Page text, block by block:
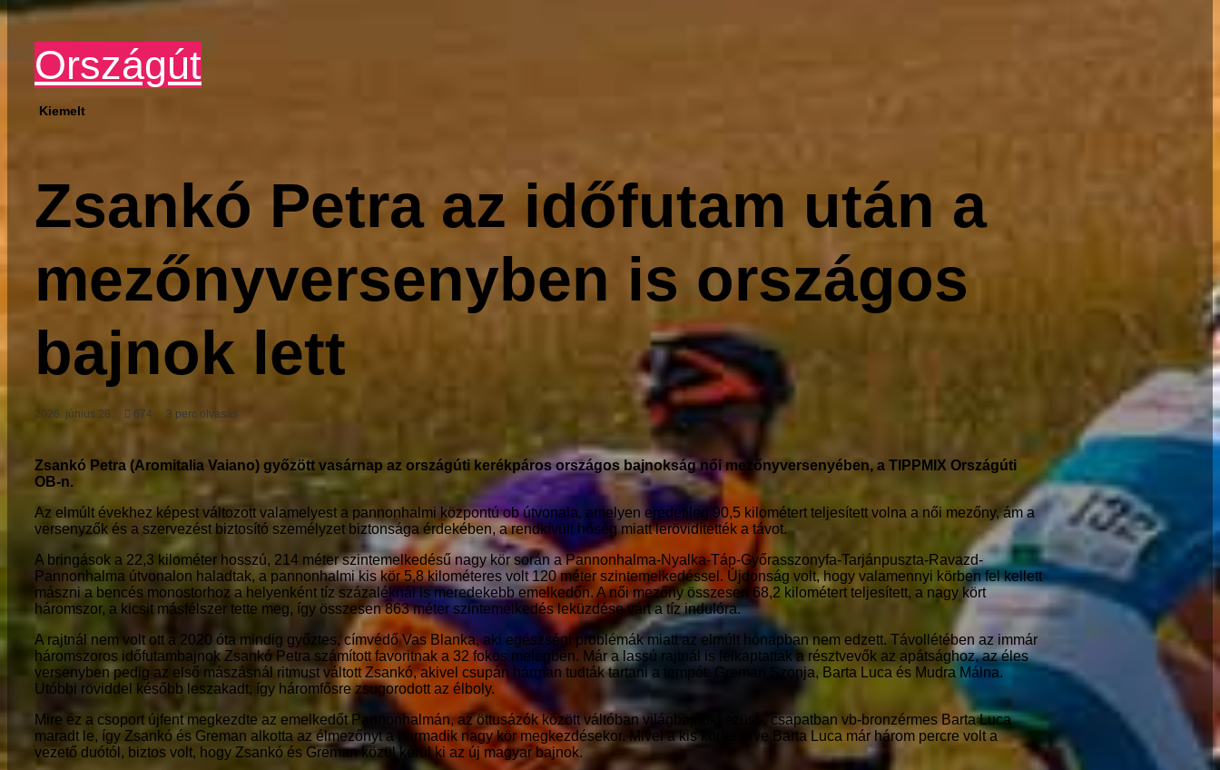
Országút
Kiemelt
Zsankó Petra az időfutam után a
mezőnyversenyben is országos
bajnok lett
2026. június 28. 674 3 perc olvasás
Zsankó Petra (Aromitalia Vaiano) győzött vasárnap az országúti kerékpáros országos bajnokság női mezőnyversenyében, a TIPPMIX Országúti
OB-n.
Az elmúlt évekhez képest változott valamelyest a pannonhalmi központú ob útvonala, amelyen eredetileg 90,5 kilométert teljesített volna a női mezőny, ám a
versenyzők és a szervezést biztosító személyzet biztonsága érdekében, a rendkívüli hőség miatt lerövidítették a távot.
A bringások a 22,3 kilométer hosszú, 214 méter szintemelkedésű nagy kör során a Pannonhalma-Nyalka-Táp-Győrasszonyfa-Tarjánpuszta-Ravazd-
Pannonhalma útvonalon haladtak, a pannonhalmi kis kör 5,8 kilométeres volt 120 méter szintemelkedéssel. Újdonság volt, hogy valamennyi körben fel kellett
mászni a bencés monostorhoz a helyenként tíz százaléknál is meredekebb emelkedőn. A női mezőny összesen 68,2 kilométert teljesített, a nagy kört
háromszor, a kicsit másfélszer tette meg, így összesen 863 méter szintemelkedés leküzdése várt a tíz indulóra.
A rajtnál nem volt ott a 2020 óta mindig győztes, címvédő Vas Blanka, aki egészségi problémák miatt az elmúlt hónapban nem edzett. Távollétében az immár
háromszoros időfutambajnok Zsankó Petra számított favoritnak a 32 fokos melegben. Már a lassú rajtnál is felkaptattak a résztvevők az apátsághoz, az éles
versenyben pedig az első mászásnál ritmust váltott Zsankó, akivel csupán hárman tudták tartani a tempót: Greman Szonja, Barta Luca és Mudra Málna.
Utóbbi röviddel később leszakadt, így háromfősre zsugorodott az élboly.
Mire ez a csoport újfent megkezdte az emelkedőt Pannonhalmán, az öttusázók között váltóban világbajnoki ezüst-, csapatban vb-bronzérmes Barta Luca
maradt le, így Zsankó és Greman alkotta az élmezőnyt a harmadik nagy kör megkezdésekor. Mivel a kis körbe érve Barta Luca már három percre volt a
vezető duótól, biztos volt, hogy Zsankó és Greman közül kerül ki az új magyar bajnok.